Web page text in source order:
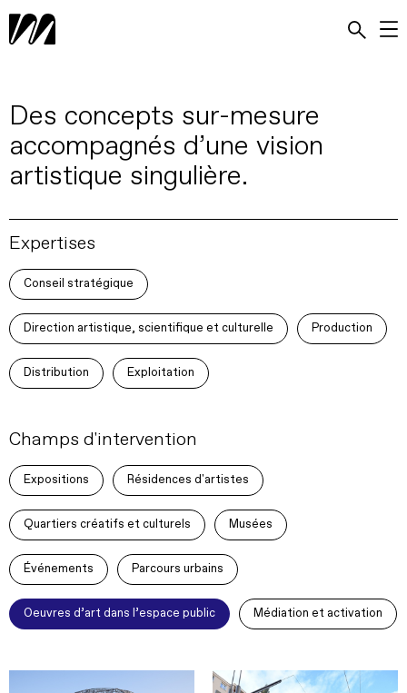
Des concepts sur-mesure
accompagnés d’une vision
artistique singulière.
Expertises
Conseil stratégique
Direction artistique, scientifique et culturelle Production
Distribution Exploitation
Champs d'intervention
Expositions Résidences d'artistes
Quartiers créatifs et culturels Musées
Événements Parcours urbains
Oeuvres d’art dans l’espace public Médiation et activation